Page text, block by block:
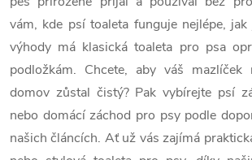
vám, kde psí toaleta funguje nejlépe,
výhody má klasická toaleta pro psa
podložkám. Chcete, aby váš
domov zůstal čistý? Pak vybírejte psí
nebo domácí záchod pro psy podle
našich článcích. Ať už vás zajímá